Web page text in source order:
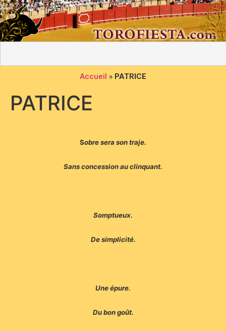
Accueil » PATRICE
PATRICE
Sobre sera son traje.
Sans concession au clinquant.
Somptueux.
De simplicité.
Une épure.
Du bon goût.